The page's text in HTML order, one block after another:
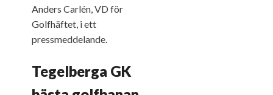
Anders Carlén, VD för
Golfhäftet, i ett
pressmeddelande.
Tegelberga GK